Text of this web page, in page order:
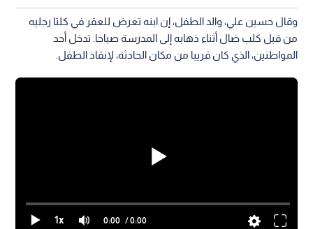
وقال حسين علي، والد الطفل، إن ابنه تعرض للعقر في كلتا رجليه
من قبل كلب ضال أثناء ذهابه إلى المدرسة صباحا. تدخل أحد
المواطنين، الذي كان قريبا من مكان الحادثة، لإنقاذ الطفل.
1x 0:00 / 0:00